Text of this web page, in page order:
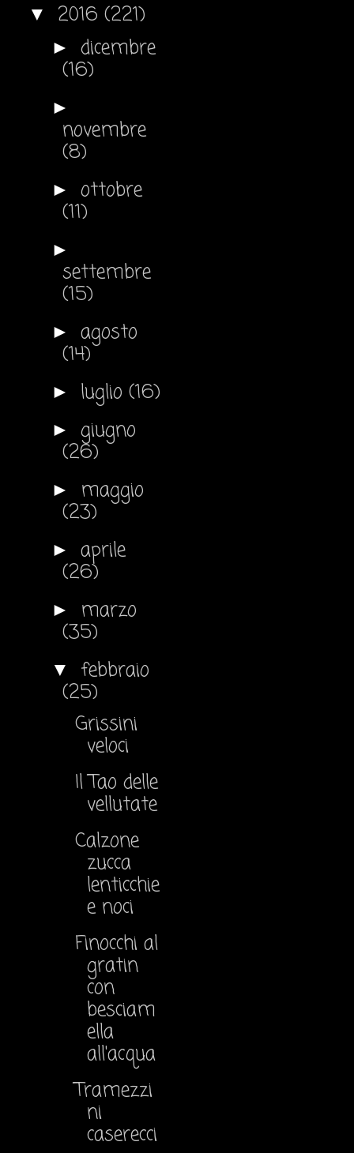
▼ 2016 (221)
► dicembre
(16)
►
novembre
(8)
► ottobre
(11)
►
settembre
(15)
► agosto
(14)
► luglio (16)
► giugno
(26)
► maggio
(23)
► aprile
(26)
► marzo
(35)
▼ febbraio
(25)
Grissini
veloci
Il Tao delle
vellutate
Calzone
zucca
lenticchie
e noci
Finocchi al
gratin
con
besciam
ella
all'acqua
Tramezzi
ni
caserecci